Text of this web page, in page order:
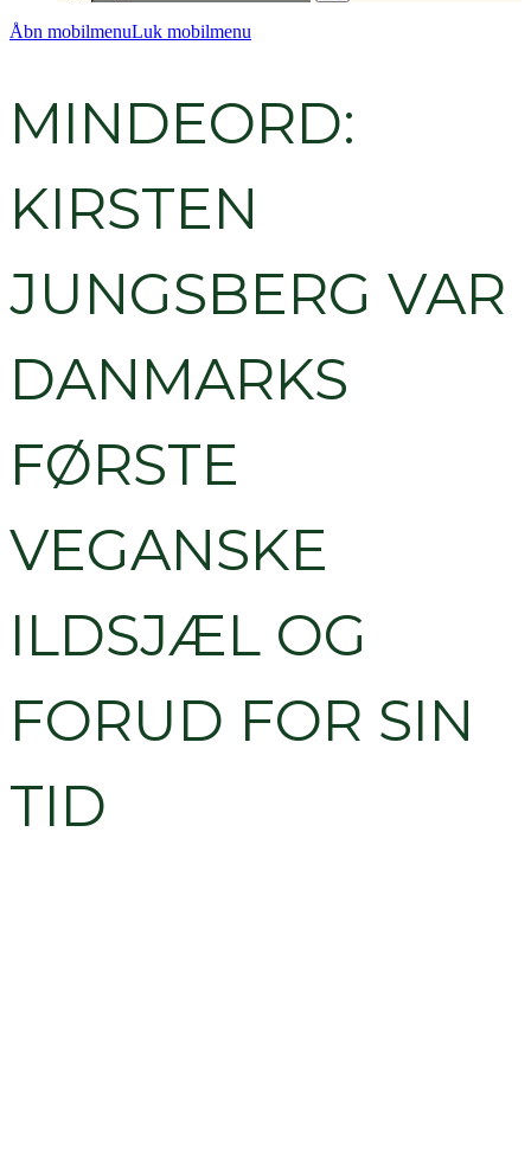
Åbn mobilmenuLuk mobilmenu
MINDEORD:
KIRSTEN
JUNGSBERG VAR
DANMARKS
FØRSTE
VEGANSKE
ILDSJÆL OG
FORUD FOR SIN
TID